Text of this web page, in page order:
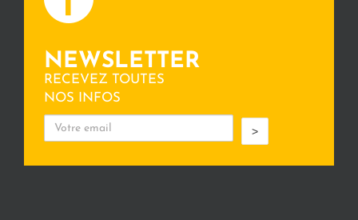
NEWSLETTER
RECEVEZ TOUTES
NOS INFOS
>